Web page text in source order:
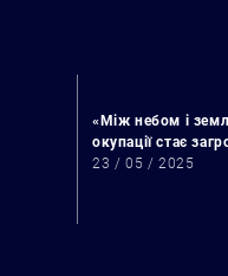
«Між небом і
окупації стає
23 / 05 / 2025